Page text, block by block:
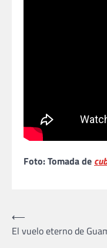
Foto: Tomada de
Navegación
de
⟵
El vuelo eterno de